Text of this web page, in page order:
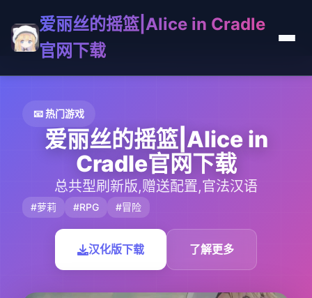
爱丽丝的摇篮|Alice in Cradle
官网下载
📧 热门游戏
爱丽丝的摇篮|Alice in
Cradle官网下载
总共型刷新版,赠送配置,官法汉语
#萝莉 #RPG #冒险
汉化版下载 了解更多